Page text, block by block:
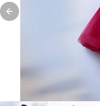
Previous slide